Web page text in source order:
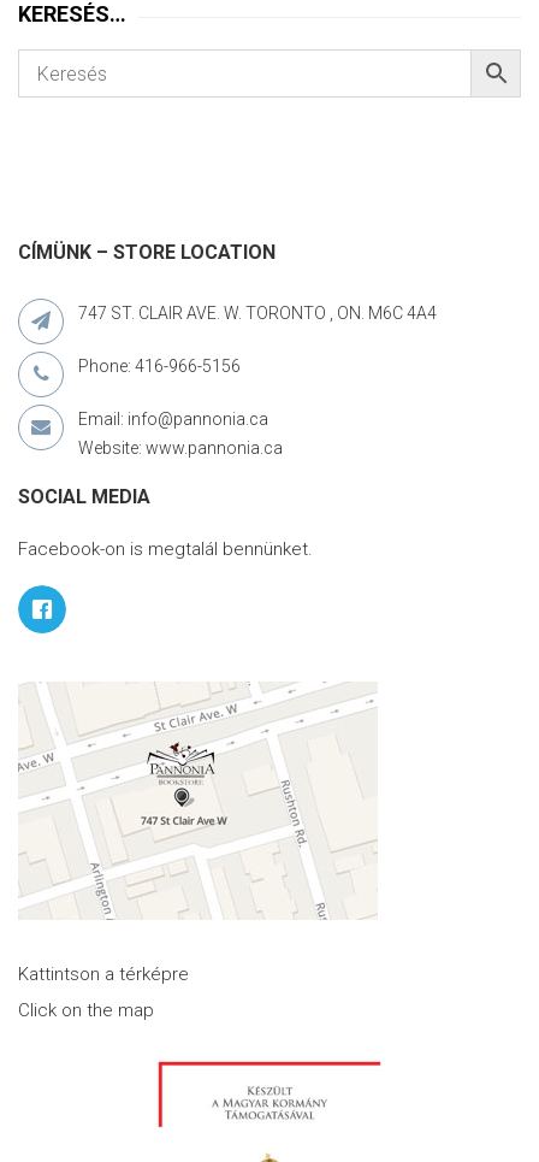
KERESÉS…
CÍMÜNK – STORE LOCATION
747 ST. CLAIR AVE. W. TORONTO , ON. M6C 4A4
Phone: 416-966-5156
Email: info@pannonia.ca
Website: www.pannonia.ca
SOCIAL MEDIA
Facebook-on is megtalál bennünket.
Kattintson a térképre
Click on the map